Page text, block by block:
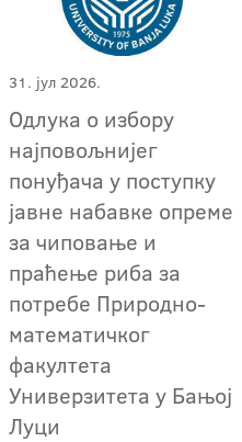
31. јул 2026.
Одлука о избору
најповољнијег
понуђача у поступку
јавне набавке опреме
за чиповање и
праћење риба за
потребе Природно-
математичког
факултета
Универзитета у Бањој
Луци